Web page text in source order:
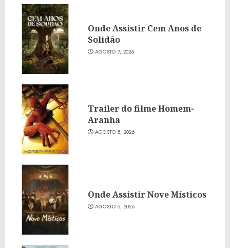
Onde Assistir Cem Anos de
Solidão
AGOSTO 7, 2026
Trailer do filme Homem-
Aranha
AGOSTO 5, 2026
Onde Assistir Nove Místicos
AGOSTO 5, 2026